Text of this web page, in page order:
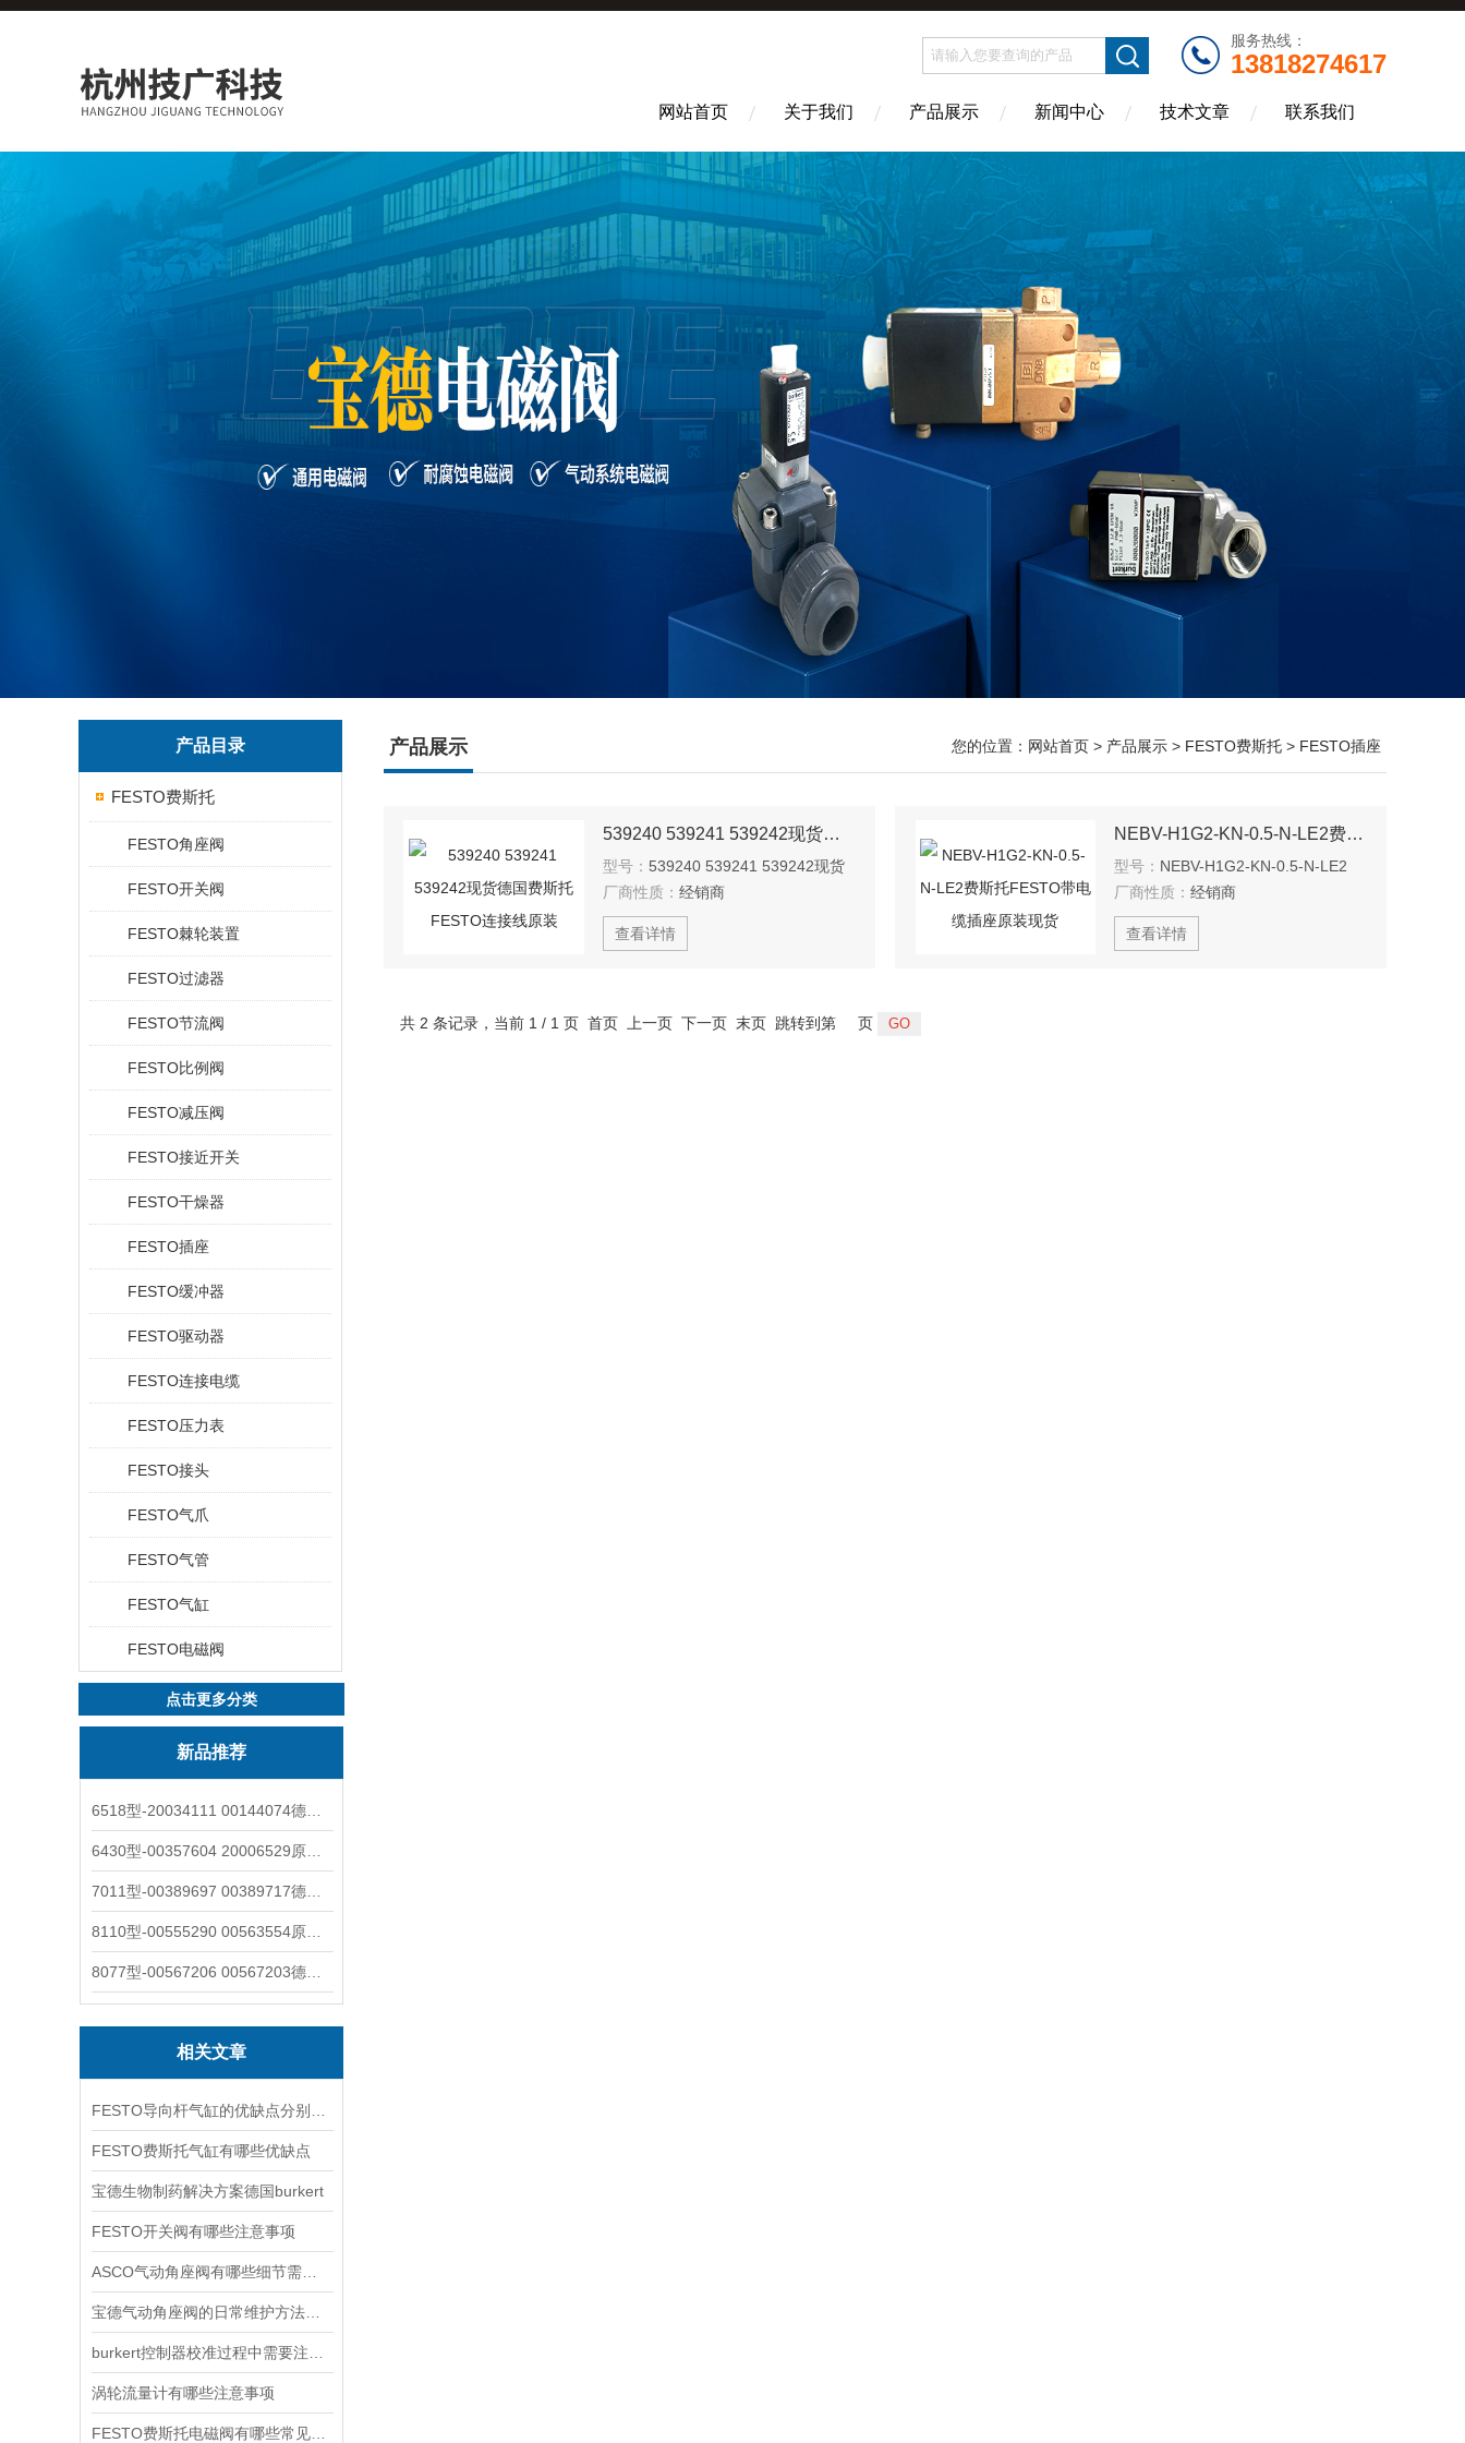
服务热线：
13818274617
网站首页 关于我们 产品展示 新闻中心 技术文章 联系我们
产品目录
FESTO费斯托
FESTO角座阀
FESTO开关阀
FESTO棘轮装置
FESTO过滤器
FESTO节流阀
FESTO比例阀
FESTO减压阀
FESTO接近开关
FESTO干燥器
FESTO插座
FESTO缓冲器
FESTO驱动器
FESTO连接电缆
FESTO压力表
FESTO接头
FESTO气爪
FESTO气管
FESTO气缸
FESTO电磁阀
点击更多分类
新品推荐
相关文章
FESTO费斯托气缸有哪些优缺点
宝德生物制药解决方案德国burkert
FESTO开关阀有哪些注意事项
涡轮流量计有哪些注意事项
产品展示 您的位置： 网站首页 > 产品展示 > FESTO费斯托 > FESTO插座
539240 539241 539242现货德国费斯托FESTO连接线原装
型号： 539240 539241 539242现货
厂商性质： 经销商
查看详情
NEBV-H1G2-KN-0.5-N-LE2费斯托FESTO带电缆插座原装现货
型号： NEBV-H1G2-KN-0.5-N-LE2
厂商性质： 经销商
查看详情
共 2 条记录，当前 1 / 1 页 首页 上一页 下一页 末页 跳转到第 页